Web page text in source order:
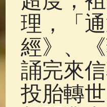
理，「
經》、
誦完來
投胎轉